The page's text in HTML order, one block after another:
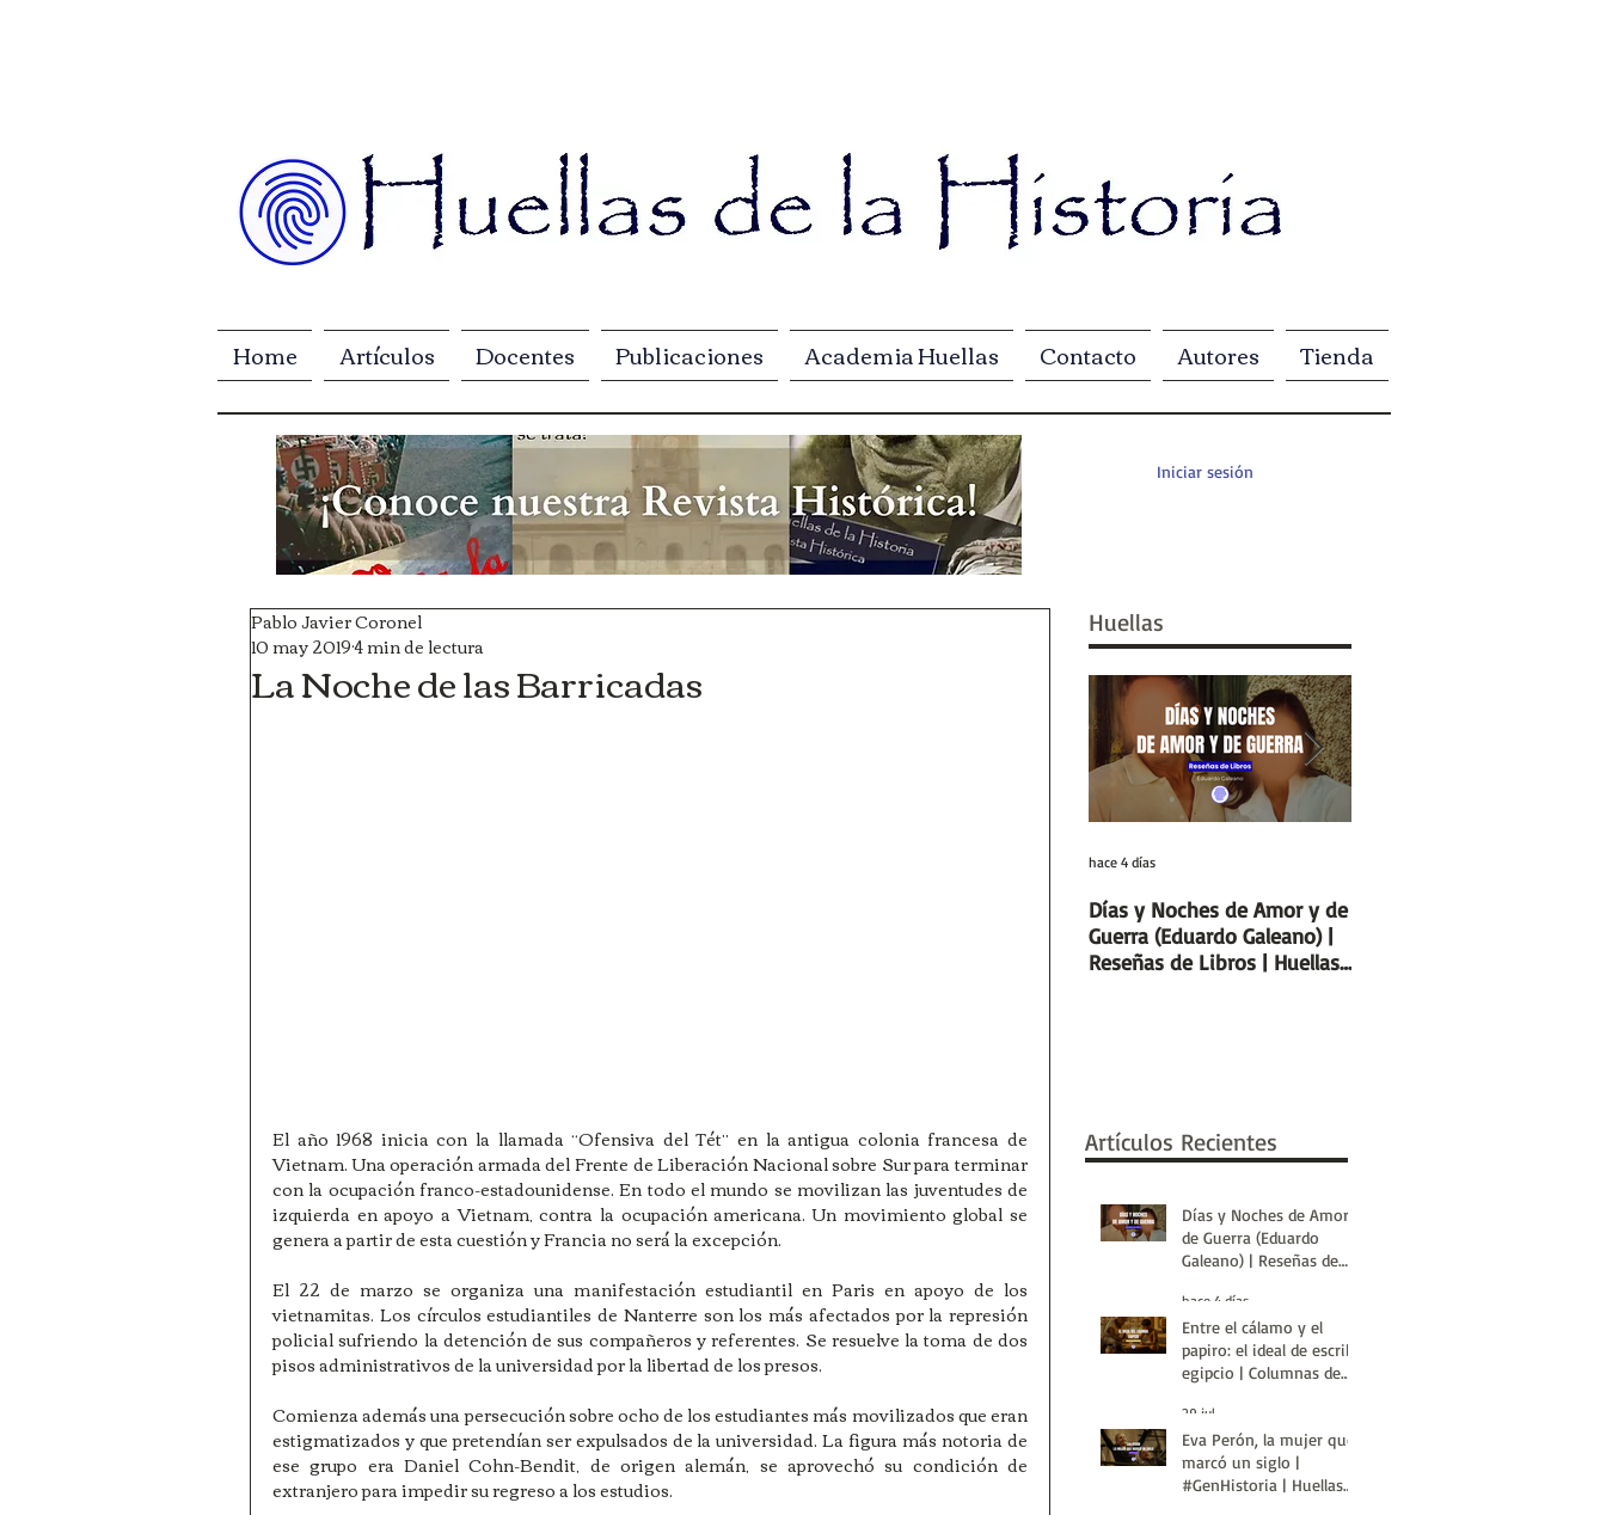
Home Artículos Docentes Publicaciones Academia Huellas Contacto Autores Tienda
Iniciar sesión
La Noche de las Barricadas
Pablo Javier Coronel
10 may 20194 min de lectura
El año 1968 inicia con la llamada “Ofensiva del Tét” en la antigua colonia francesa de
Vietnam. Una operación armada del Frente de Liberación Nacional sobre Sur para terminar
con la ocupación franco-estadounidense. En todo el mundo se movilizan las juventudes de
izquierda en apoyo a Vietnam, contra la ocupación americana. Un movimiento global se
genera a partir de esta cuestión y Francia no será la excepción.
El 22 de marzo se organiza una manifestación estudiantil en Paris en apoyo de los
vietnamitas. Los círculos estudiantiles de Nanterre son los más afectados por la represión
policial sufriendo la detención de sus compañeros y referentes. Se resuelve la toma de dos
pisos administrativos de la universidad por la libertad de los presos.
Comienza además una persecución sobre ocho de los estudiantes más movilizados que eran
estigmatizados y que pretendían ser expulsados de la universidad. La figura más notoria de
ese grupo era Daniel Cohn-Bendit, de origen alemán, se aprovechó su condición de
extranjero para impedir su regreso a los estudios.
Huellas
Días y Noches de Amor y de
Guerra (Eduardo Galeano) |
Reseñas de Libros | Huellas
hace 4 días
Artículos Recientes
Días y Noches de Amor y
de Guerra (Eduardo
Galeano) | Reseñas de
Historia
hace 4 días
Entre el cálamo y el
papiro: el ideal de escriba
egipcio | Columnas de
Historia
29 jul
Eva Perón, la mujer que
marcó un siglo |
#GenHistoria | Huellas